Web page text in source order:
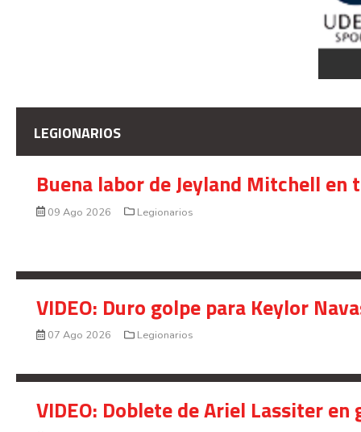
LEGIONARIOS
Buena labor de Jeyland Mitchell
09 Ago 2026 Legionarios
VIDEO: Duro golpe para Keylor
07 Ago 2026 Legionarios
VIDEO: Doblete de Ariel Lassiter